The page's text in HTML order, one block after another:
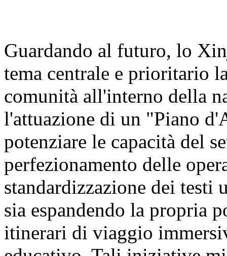
Guardando al futuro, lo
tema centrale e prioritario
comunità all'interno della
l'attuazione di un "Piano
potenziare le capacità del
perfezionamento delle
standardizzazione dei
sia espandendo la propria
itinerari di viaggio